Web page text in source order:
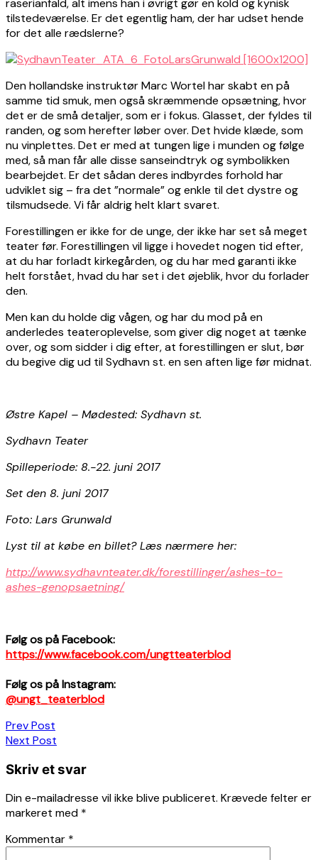
raserianfald, alt imens han i øvrigt gør en kold og kynisk
tilstedeværelse. Er det egentlig ham, der har udset hende
for det alle rædslerne?
Den hollandske instruktør Marc Wortel har skabt en på
samme tid smuk, men også skræmmende opsætning, hvor
det er de små detaljer, som er i fokus. Glasset, der fyldes til
randen, og som herefter løber over. Det hvide klæde, som
nu vinplettes. Det er med at tungen lige i munden og følge
med, så man får alle disse sanseindtryk og symbolikken
bearbejdet. Er det sådan deres indbyrdes forhold har
udviklet sig – fra det ”normale” og enkle til det dystre og
tilsmudsede. Vi får aldrig helt klart svaret.
Forestillingen er ikke for de unge, der ikke har set så meget
teater før. Forestillingen vil ligge i hovedet nogen tid efter,
at du har forladt kirkegården, og du har med garanti ikke
helt forstået, hvad du har set i det øjeblik, hvor du forlader
den.
Men kan du holde dig vågen, og har du mod på en
anderledes teateroplevelse, som giver dig noget at tænke
over, og som sidder i dig efter, at forestillingen er slut, bør
du begive dig ud til Sydhavn st. en sen aften lige før midnat.
Østre Kapel – Mødested: Sydhavn st.
Sydhavn Teater
Spilleperiode: 8.-22. juni 2017
Set den 8. juni 2017
Foto: Lars Grunwald
Lyst til at købe en billet? Læs nærmere her:
http://www.sydhavnteater.dk/forestillinger/ashes-to-
ashes-genopsaetning/
Følg os på Facebook:
https://www.facebook.com/ungtteaterblod
Følg os på Instagram:
@ungt_teaterblod
Indlægsnavigation
Prev Post
Next Post
Skriv et svar
Din e-mailadresse vil ikke blive publiceret. Krævede felter er
markeret med *
Kommentar *